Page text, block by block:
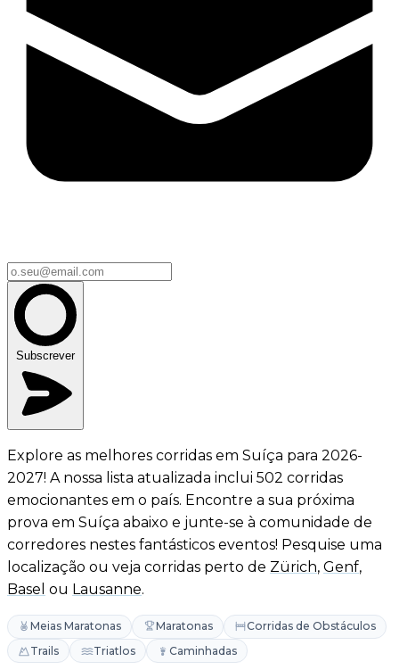
Subscrever
Explore as melhores corridas em Suíça para 2026-
2027! A nossa lista atualizada inclui 502 corridas
emocionantes em o país. Encontre a sua próxima
prova em Suíça abaixo e junte-se à comunidade de
corredores nestes fantásticos eventos! Pesquise uma
localização ou veja corridas perto de Zürich, Genf,
Basel ou Lausanne.
Meias Maratonas Maratonas
Corridas de Obstáculos
Trails
Triatlos Caminhadas